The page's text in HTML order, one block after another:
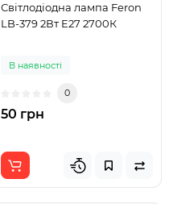
Світлодіодна лампа Feron
LB-379 2Вт E27 2700К
В наявності
0
50 грн